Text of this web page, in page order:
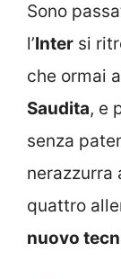
Sono
l’Inter si
che ormai
Saudita, e
senza
nerazzurra
quattro
nuovo